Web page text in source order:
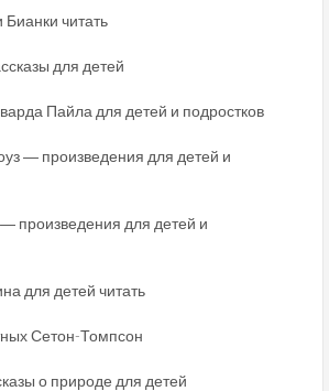
Бианки читать
для детей
Пайла для детей и подростков
― произведения для детей и
произведения для детей и
для детей читать
Сетон-Томпсон
о природе для детей